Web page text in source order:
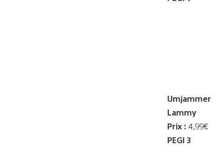
Umjammer
Lammy
Prix : 4,99€
PEGI 3